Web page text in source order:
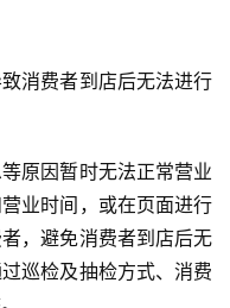
消费者到店后无法进行
原因暂时无法正常营业
业时间，或在页面进行
，避免消费者到店后无
巡检及抽检方式、消费